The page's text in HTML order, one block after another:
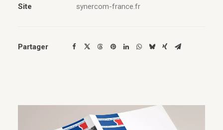
Site
synercom-france.fr
Partager